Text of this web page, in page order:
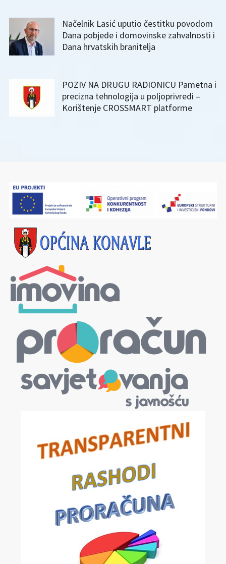
Načelnik Lasić uputio čestitku povodom
Dana pobjede i domovinske zahvalnosti i
Dana hrvatskih branitelja
POZIV NA DRUGU RADIONICU Pametna i
precizna tehnologija u poljoprivredi –
Korištenje CROSSMART platforme